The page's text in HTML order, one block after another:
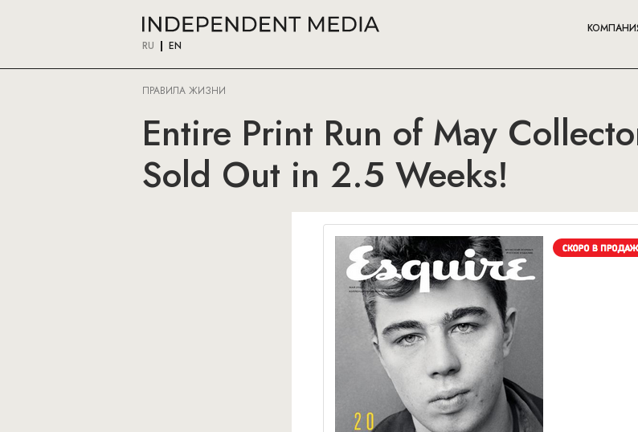
RU EN
ПРАВИЛА ЖИЗНИ
Entire Print Run of May
Sold Out in 2.5 Weeks!